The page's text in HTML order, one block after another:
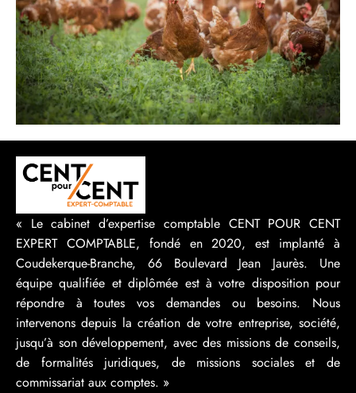
« Le cabinet d’expertise comptable CENT POUR CENT
EXPERT COMPTABLE, fondé en 2020, est implanté à
Coudekerque-Branche, 66 Boulevard Jean Jaurès. Une
équipe qualifiée et diplômée est à votre disposition pour
répondre à toutes vos demandes ou besoins. Nous
intervenons depuis la création de votre entreprise, société,
jusqu’à son développement, avec des missions de conseils,
de formalités juridiques, de missions sociales et de
commissariat aux comptes. »